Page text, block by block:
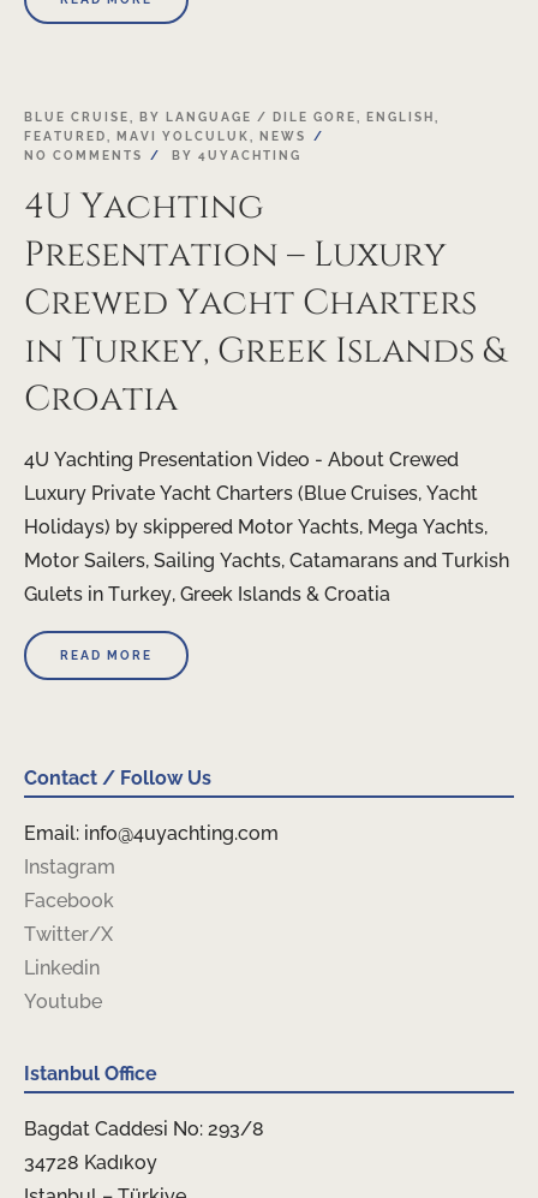
21
NOV
BLUE CRUISE BY LANGUAGE / DILE GORE ENGLISH
FEATURED
MAVI YOLCULUK
NEWS
NO COMMENTS
BY 4UYACHTING
4U Yachting
Presentation – Luxury
Crewed Yacht Charters
in Turkey, Greek Islands &
Croatia
4U Yachting Presentation Video - About Crewed
Luxury Private Yacht Charters (Blue Cruises, Yacht
Holidays) by skippered Motor Yachts, Mega Yachts,
Motor Sailers, Sailing Yachts, Catamarans and Turkish
Gulets in Turkey, Greek Islands & Croatia
READ MORE
Contact / Follow Us
Email: info@4uyachting.com
Instagram
Facebook
Twitter/X
Linkedin
Youtube
Istanbul Office
Bagdat Caddesi No: 293/8
34728 Kadıkoy